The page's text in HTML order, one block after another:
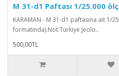
M 31-d1 Paftası 1/25.000
KARAMAN - M 31-d1 paftasına ait 1/
formatında).Not:Türkiye Jeolo..
500,00TL